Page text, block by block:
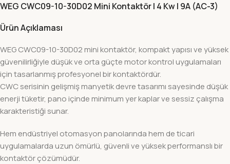
WEG CWC09-10-30D02 Mini Kontaktör | 4 Kw| 9A (AC-3)
Ürün Açıklaması
WEG CWC09-10-30D02 mini kontaktör, kompakt yapısı ve yüksek
güvenilirliğiyle düşük ve orta güçte motor kontrol uygulamaları
için tasarlanmış profesyonel bir kontaktördür.
CWC serisinin gelişmiş manyetik devre tasarımı sayesinde düşük
enerji tüketir, pano içinde minimum yer kaplar ve sessiz çalışma
karakteristiği sunar.
Hem endüstriyel otomasyon panolarında hem de ticari
uygulamalarda uzun ömürlü, güvenli ve yüksek performanslı bir
kontaktör çözümüdür.